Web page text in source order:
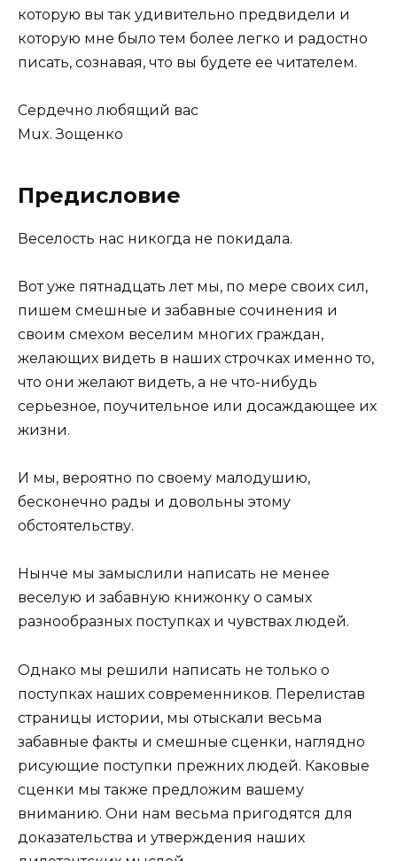
которую вы так удивительно предвидели и
которую мне было тем более легко и радостно
писать, сознавая, что вы будете ее читателем.
Сердечно любящий вас
Mux. Зощенко
Предисловие
Веселость нас никогда не покидала.
Вот уже пятнадцать лет мы, по мере своих сил,
пишем смешные и забавные сочинения и
своим смехом веселим многих граждан,
желающих видеть в наших строчках именно то,
что они желают видеть, а не что-нибудь
серьезное, поучительное или досаждающее их
жизни.
И мы, вероятно по своему малодушию,
бесконечно рады и довольны этому
обстоятельству.
Нынче мы замыслили написать не менее
веселую и забавную книжонку о самых
разнообразных поступках и чувствах людей.
Однако мы решили написать не только о
поступках наших современников. Перелистав
страницы истории, мы отыскали весьма
забавные факты и смешные сценки, наглядно
рисующие поступки прежних людей. Каковые
сценки мы также предложим вашему
вниманию. Они нам весьма пригодятся для
доказательства и утверждения наших